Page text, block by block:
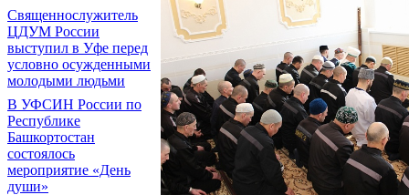
Священнослужитель
ЦДУМ России
выступил в Уфе перед
условно осужденными
молодыми людьми
В УФСИН России по
Республике
Башкортостан
состоялось
мероприятие «День
души»